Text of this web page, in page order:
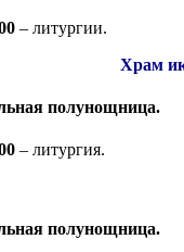
– литургии.
Храм
полунощница.
– литургия.
полунощница.